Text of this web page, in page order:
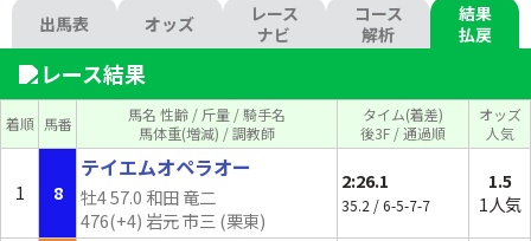
出馬表 オッズ
レース
ナビ
コース
解析
結果
払戻
レース結果
着順 馬番
馬名 性齢 / 斤量 / 騎手名
馬体重(増減) / 調教師
タイム(着差)
後3F / 通過順
オッズ
人気
1 8
テイエムオペラオー
牡4 57.0 和田 竜二
476(+4) 岩元 市三 (栗東)
2:26.1
35.2 / 6-5-7-7
1.5
1人気